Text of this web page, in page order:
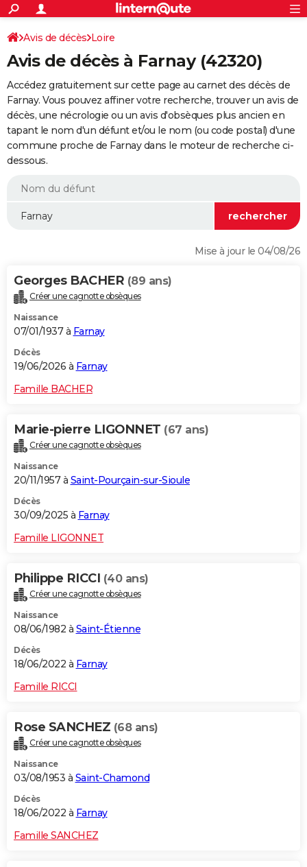
ACTUALITÉS
Politique
Société
Faits Divers
Education
Monde
Villes
+
SPORT
Coupe du monde 2026
Football
Tennis
Cyclisme
Rugby
Forum
Programme TV
TNT
Streaming
Cinéma
Sorties cinéma
Musique
+
FINANCE
Retraite
Epargne
Immobilier
Risques naturels par ville
Assurance
AUTO
Essais
Réserver un essai
Citadines
Berlines
SUV
Forum auto
+
HIGH-TECH
BRICOLAGE
WEEK-END
Alimentation
Guide de la santé
Maladies
Médicaments
Sommeil
VOYAGE
Destinations
City break
Voyage nature
Voyage de noces
Forum
Climat
+PHOTO
GUIDES D'ACHAT
Carte de Noël
Carte Bonne année
Carte Saint-Valentin
Carte Pâques
Carte d'anniversaire
DICTIONNAIRE
Dictionnaire
Biographies
Citations
Expressions
Proverbes
PROGRAMME TV
S'inscrire
Se connecter
Lycées
Collèges
Primaires
Universités
Entreprises
Service militaire
Avis de recherche
AVIS DE DÉCÈS
FORUM
Bricolage
Lifestyle
Culture
Sport
Auto
Television
Voyage
Cinema
Avis de décès Loire
Avis de décès à Farnay (42320)
Accédez gratuitement sur cette page au carnet des décès de
Farnay. Vous pouvez affiner votre recherche, trouver un avis de
décès, une nécrologie ou un avis d'obsèques plus ancien en
tapant le nom d'un défunt et/ou le nom (ou code postal) d'une
commune proche de Farnay dans le moteur de recherche ci-
dessous.
Mise à jour le 04/08/26
Georges BACHER (89 ans)
Créer une cagnotte obsèques
Naissance
07/01/1937 à Farnay
Décès
19/06/2026 à Farnay
Famille BACHER
Marie-pierre LIGONNET (67 ans)
Créer une cagnotte obsèques
Naissance
20/11/1957 à Saint-Pourçain-sur-Sioule
Décès
30/09/2025 à Farnay
Famille LIGONNET
Philippe RICCI (40 ans)
Créer une cagnotte obsèques
Naissance
08/06/1982 à Saint-Étienne
Décès
18/06/2022 à Farnay
Famille RICCI
Rose SANCHEZ (68 ans)
Créer une cagnotte obsèques
Naissance
03/08/1953 à Saint-Chamond
Décès
18/06/2022 à Farnay
Famille SANCHEZ